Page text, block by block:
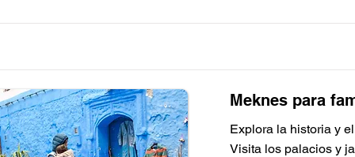
Meknes para
Explora la historia y
Visita los palacios y